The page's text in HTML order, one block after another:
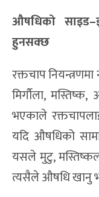
औषधिको साइड–
हुनसक्छ
रक्तचाप
मिर्गौला,
भएकाले
यदि औषधिको
यसले मुटु,
त्यसैले औषधि खानु